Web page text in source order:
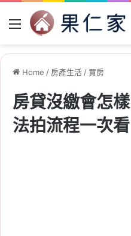
Menu
Home / 房產生活/ 買房
房貸沒繳會怎
法拍流程一次看